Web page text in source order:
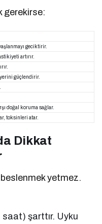
gerekirse:
geciktirir.
artırır.
güçlendirir.
doğal koruma sağlar.
toksinleri atar.
Dikkat
beslenmek yetmez.
şarttır. Uyku